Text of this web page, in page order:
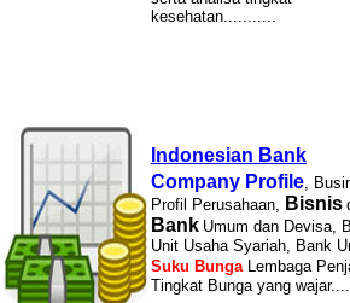
kesehatan...........
Indonesian Bank
Company Profile,
Profil Perusahaan, Bisnis
Bank Umum dan Devisa,
Unit Usaha Syariah, Bank
Suku Bunga Lembaga
Tingkat Bunga yang